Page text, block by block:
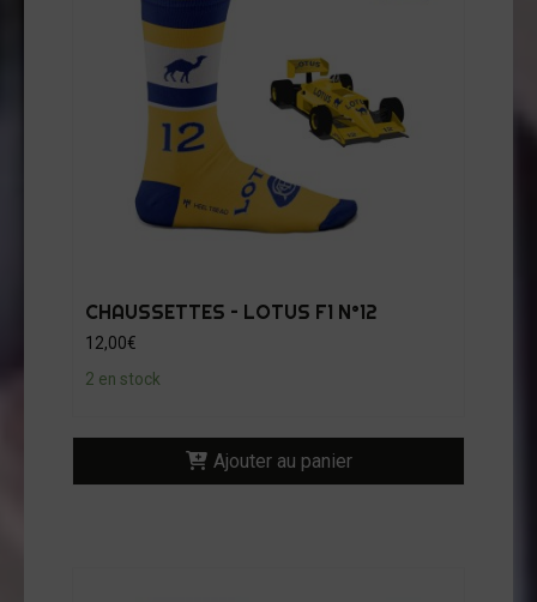
CHAUSSETTES – LOTUS F1 N°12
12,00€
2 en stock
Ajouter au panier